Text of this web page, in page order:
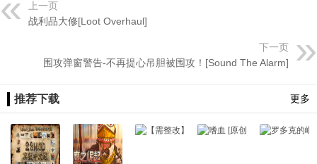
上一页
战利品大修[Loot Overhaul]
下一页
围攻弹窗警告-不再提心吊胆被围攻！[Sound The Alarm]
推荐下载 更多